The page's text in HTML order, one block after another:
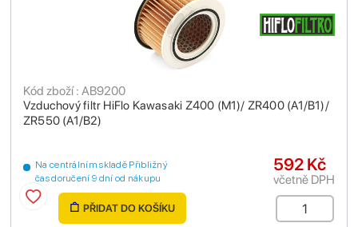
Vzduchový filtr HiFlo Kawasaki Z400 (M1)/ ZR400 (A1/B1)/
ZR550 (A1/B2)
Kód zboží : AB9200
Na centrálním skladě Přibližný
čas doručení 9 dní od nákupu
592 Kč
včetně DPH
PŘIDAT DO KOŠÍKU